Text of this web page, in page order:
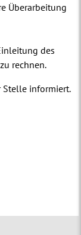
Überarbeitung
des
rechnen.
Stelle informiert.